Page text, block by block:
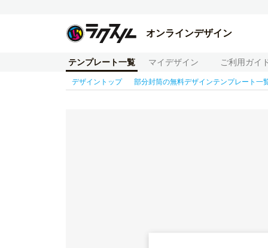
オンラインデザイン
テンプレート一覧 マイデザイン ご利用ガイ
デザイントップ 部分封筒の無料デザインテンプレート一